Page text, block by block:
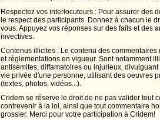
Respectez vos interlocuteurs : Pour assurer des
le respect des participants. Donnez à chacun le
vous. Appuyez vos réponses sur des faits et des
invectives.
Contenus illicites : Le contenu des
et réglementations en vigueur. Sont notamment
antisémites, diffamatoires ou injurieux,
vie privée d'une personne, utilisant des oeuvres
(textes, photos, vidéos...).
Cridem se réserve le droit de ne pas valider tout
contrevenir à la loi, ainsi que tout commentaire
grossier. Merci pour votre participation à Cridem!